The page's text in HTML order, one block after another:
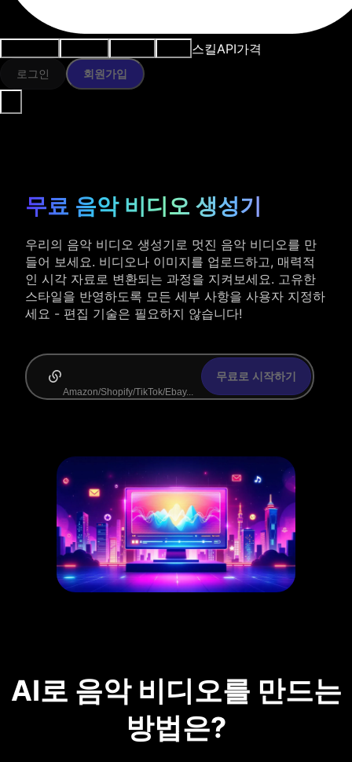
스킬API가격
로그인 회원가입
무료 음악 비디오 생성기
우리의 음악 비디오 생성기로 멋진 음악 비디오를 만
들어 보세요. 비디오나 이미지를 업로드하고, 매력적
인 시각 자료로 변환되는 과정을 지켜보세요. 고유한
스타일을 반영하도록 모든 세부 사항을 사용자 지정하
세요 - 편집 기술은 필요하지 않습니다!
무료로 시작하기
AI로 음악 비디오를 만드는
방법은?